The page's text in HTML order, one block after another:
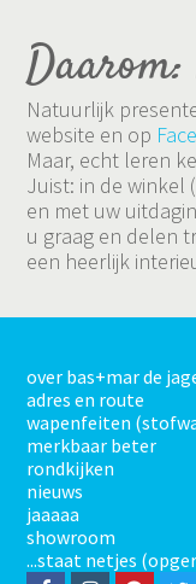
Natuurlijk
website en op
Maar, echt leren
Juist: in de winkel
en met uw
u graag en delen
een heerlijk
over bas+mar de
adres en route
wapenfeiten
merkbaar beter
rondkijken
nieuws
jaaaaa
showroom
...staat netjes